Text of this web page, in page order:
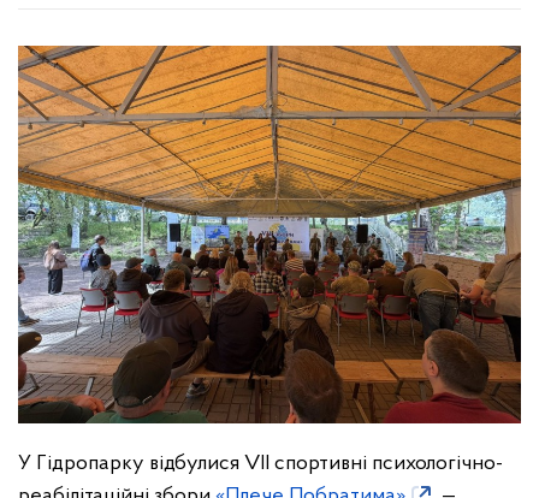
У Гідропарку відбулися VII спортивні психологічно-